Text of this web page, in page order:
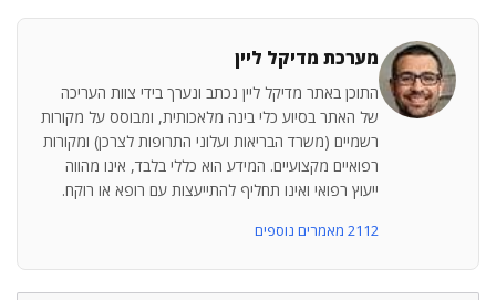
מערכת מדיקל ליין
התוכן באתר מדיקל ליין נכתב ונערך בידי צוות העריכה
של האתר בסיוע כלי בינה מלאכותית, ומבוסס על מקורות
רשמיים (משרד הבריאות ועלוני התרופות לצרכן) ומקורות
רפואיים מקצועיים. המידע הוא כללי בלבד, אינו מהווה
ייעוץ רפואי ואינו תחליף להתייעצות עם רופא או רוקח.
2112 מאמרים נוספים